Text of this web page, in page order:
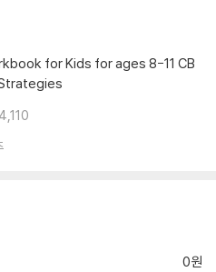
for Kids for ages 8-11 CB
4,110
0원